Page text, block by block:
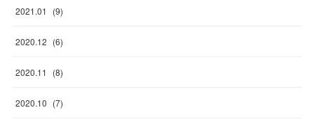
2021.01 (9)
2020.12 (6)
2020.11 (8)
2020.10 (7)